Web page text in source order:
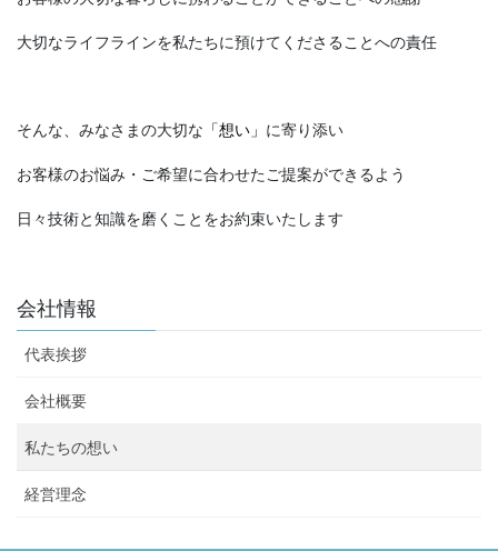
大切なライフラインを私たちに預けてくださることへの責任
そんな、みなさまの大切な 「想い」 に寄り添い
お客様のお悩み・ご希望に合わせたご提案ができるよう
日々技術と知識を磨くことをお約束いたします
会社情報
代表挨拶
会社概要
私たちの想い
経営理念